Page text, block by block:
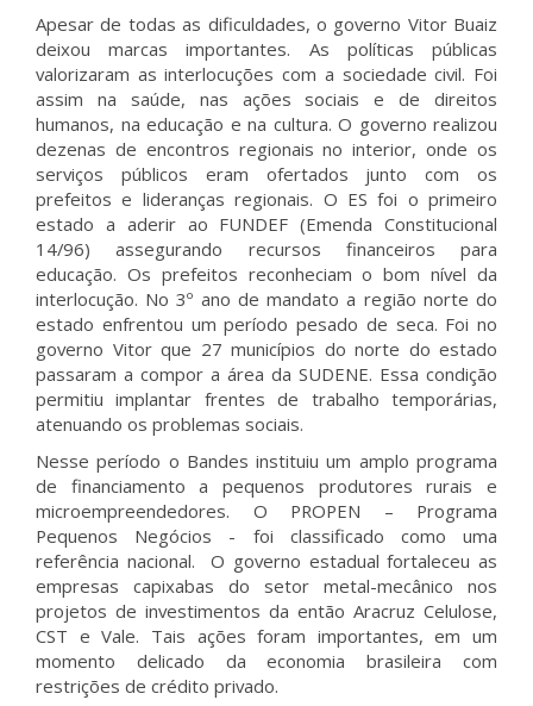
Apesar de todas as dificuldades, o governo Vitor Buaiz
deixou marcas importantes. As políticas públicas
valorizaram as interlocuções com a sociedade civil. Foi
assim na saúde, nas ações sociais e de direitos
humanos, na educação e na cultura. O governo realizou
dezenas de encontros regionais no interior, onde os
serviços públicos eram ofertados junto com os
prefeitos e lideranças regionais. O ES foi o primeiro
estado a aderir ao FUNDEF (Emenda Constitucional
14/96) assegurando recursos financeiros para
educação. Os prefeitos reconheciam o bom nível da
interlocução. No 3º ano de mandato a região norte do
estado enfrentou um período pesado de seca. Foi no
governo Vitor que 27 municípios do norte do estado
passaram a compor a área da SUDENE. Essa condição
permitiu implantar frentes de trabalho temporárias,
atenuando os problemas sociais.
Nesse período o Bandes instituiu um amplo programa
de financiamento a pequenos produtores rurais e
microempreendedores. O PROPEN – Programa
Pequenos Negócios - foi classificado como uma
referência nacional. O governo estadual fortaleceu as
empresas capixabas do setor metal-mecânico nos
projetos de investimentos da então Aracruz Celulose,
CST e Vale. Tais ações foram importantes, em um
momento delicado da economia brasileira com
restrições de crédito privado.